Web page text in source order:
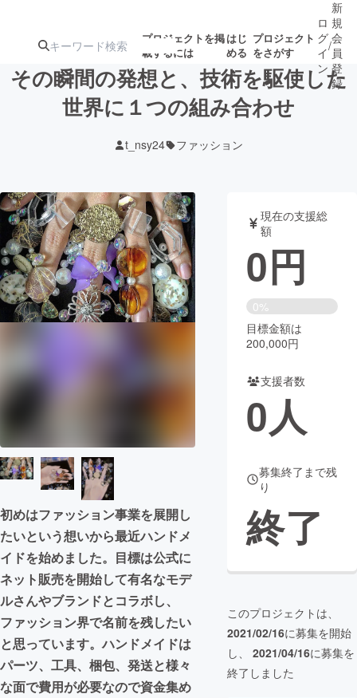
プロジェクトを掲
載するには
はじ
める
プロジェクト
をさがす
ジェクト
ロジェクト
アート・写真 音楽
テクノロジー・ガジェット ゲーム・サ
映像・映画 書籍・雑誌
チャレンジ
まちづくり・地域活性化
CAMPFIRE for Social Good CAMPFIRE Creation
CAMPFIREふるさと納税
ロ
グ
イ
ン
/
新
規
会
員
登
録
その瞬間の発想と、技術を駆使した
世界に１つの組み合わせ
t_nsy24 ファッション
初めはファッション事業を展開し
たいという想いから最近ハンドメ
イドを始めました。目標は公式に
ネット販売を開始して有名なモデ
ルさんやブランドとコラボし、
ファッション界で名前を残したい
と思っています。ハンドメイドは
パーツ、工具、梱包、発送と様々
な面で費用が必要なので資金集め
現在の支援総
額
0円
0%
目標金額は
200,000円
支援者数
0人
募集終了まで残
り
終了
このプロジェクトは、
2021/02/16に募集を開始
し、 2021/04/16に募集を
終了しました